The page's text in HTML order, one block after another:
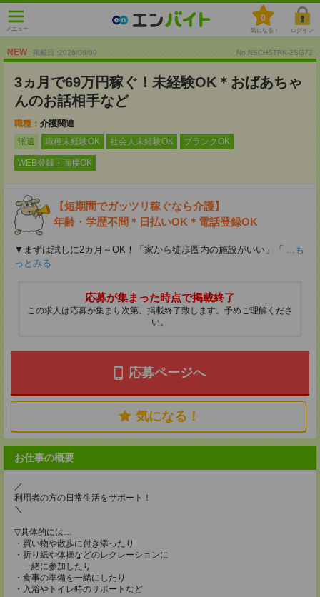
メニュー
0
気になる！ ログイン
NEW 掲載日 :2026/08/09 No.NSCHSTRK-2SG72
3ヵ月で69万円稼ぐ！未経験OK＊おばあちゃ
んのお話相手など
職種： 介護関連
派遣
職種未経験OK 社会人未経験OK ブランクOK
WEB登録・面接OK
【短期間でガッツリ稼ぐなら介護】
年齢・学歴不問＊日払いOK＊電話登録OK
▼まずは試しに2カ月～OK！「家から徒歩圏内の施設がいい」「 ...も
っとみる
応募が集まった時点で掲載終了
この求人は応募が集まり次第、掲載終了致します。予めご理解くださ
い。
応募ページへ
気になる！
お仕事の概要
／
利用者の方の日常生活をサポート！
＼
▽具体的には…
・買い物や散歩に付き添ったり
・折り紙や体操などのレクレーションに
一緒に参加したり
・食事の準備を一緒にしたり
・入浴やトイレ時のサポートなど